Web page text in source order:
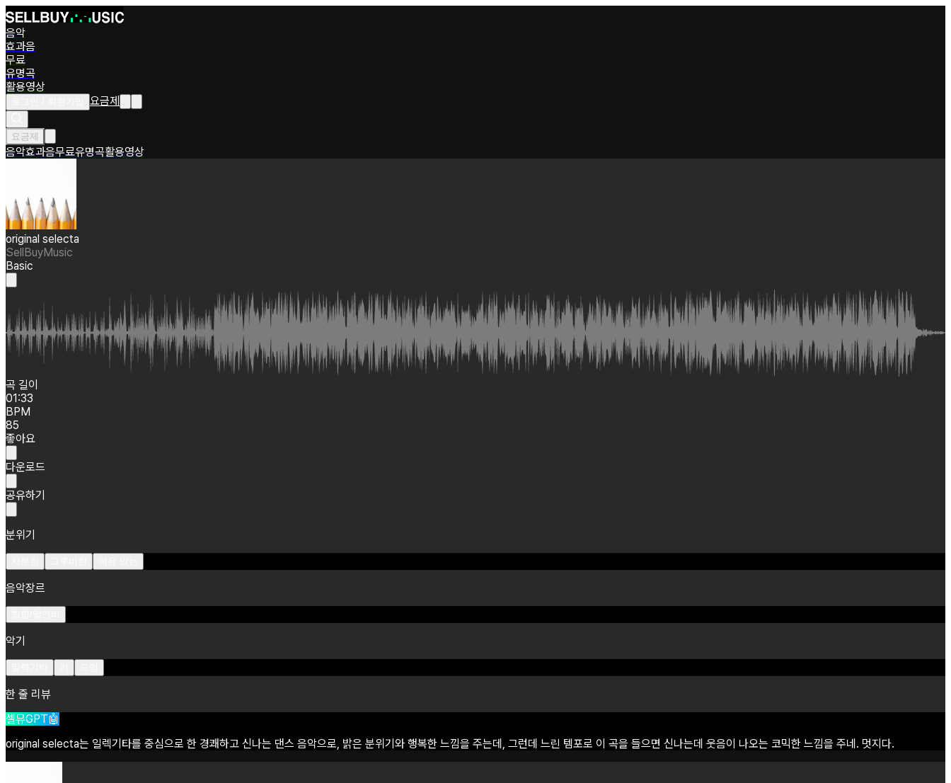
음악
효과음
무료
유명곡
활용영상
요금제
요금제
음악효과음무료유명곡활용영상
original selecta
SellBuyMusic
Basic
곡 길이
01:33
BPM
85
좋아요
다운로드
공유하기
분위기
음악장르
악기
한 줄 리뷰
셀뮤GPT🤖
original selecta는 일렉기타를 중심으로 한 경쾌하고 신나는 댄스 음악으로, 밝은 분위기와 행복한 느낌을 주는데, 그런데 느린 템포로 이 곡을 들으면 신나는데 웃음이 나오는 코믹한 느낌을 주네. 멋지다.